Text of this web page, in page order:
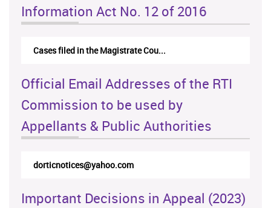
Information Act No. 12 of 2016
Cases filed in the Magistrate Cou...
Official Email Addresses of the RTI
Commission to be used by
Appellants & Public Authorities
rticappeals@gmail.com
Important Decisions in Appeal (2023)